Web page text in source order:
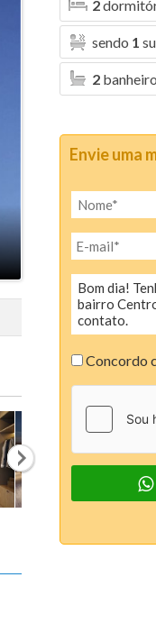
2
sendo 1
2
Envie uma
Concordo